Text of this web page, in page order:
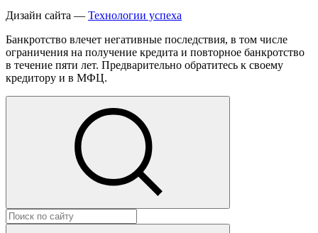
Дизайн сайта — Технологии успеха
Банкротство влечет негативные последствия, в том числе
ограничения на получение кредита и повторное банкротство
в течение пяти лет. Предварительно обратитесь к своему
кредитору и в МФЦ.